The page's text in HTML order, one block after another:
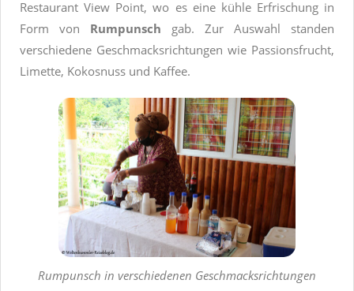
Restaurant View Point, wo es eine kühle Erfrischung in
Form von Rumpunsch gab. Zur Auswahl standen
verschiedene Geschmacksrichtungen wie Passionsfrucht,
Limette, Kokosnuss und Kaffee.
Rumpunsch in verschiedenen Geschmacksrichtungen